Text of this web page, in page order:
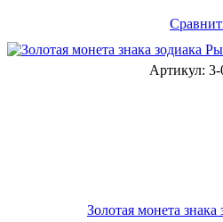
Артикул: 3-
Золотая монета